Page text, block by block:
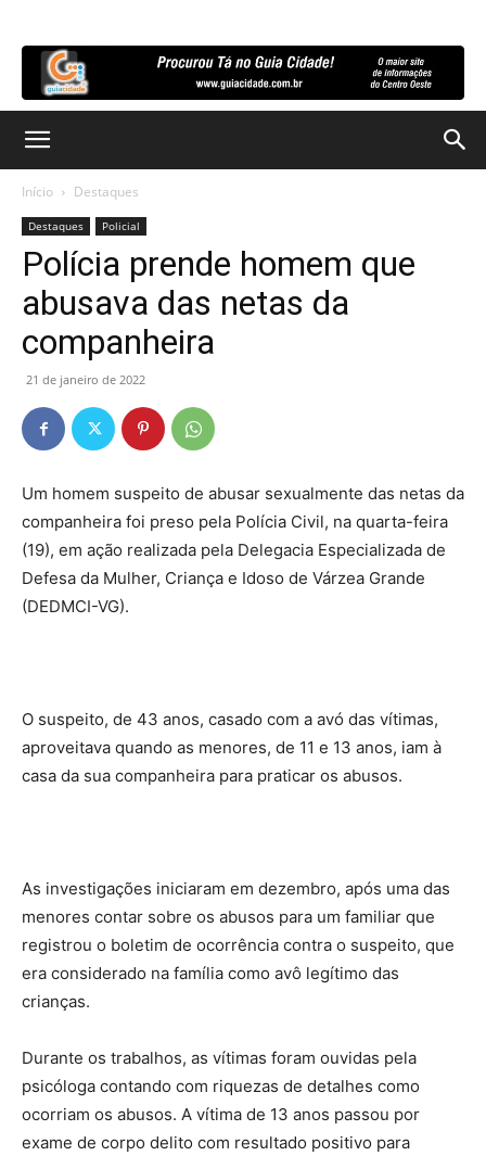
Início Destaques
Destaques Policial
Polícia prende homem que
abusava das netas da
companheira
21 de janeiro de 2022
Um homem suspeito de abusar sexualmente das netas da
companheira foi preso pela Polícia Civil, na quarta-feira
(19), em ação realizada pela Delegacia Especializada de
Defesa da Mulher, Criança e Idoso de Várzea Grande
(DEDMCI-VG).
O suspeito, de 43 anos, casado com a avó das vítimas,
aproveitava quando as menores, de 11 e 13 anos, iam à
casa da sua companheira para praticar os abusos.
As investigações iniciaram em dezembro, após uma das
menores contar sobre os abusos para um familiar que
registrou o boletim de ocorrência contra o suspeito, que
era considerado na família como avô legítimo das
crianças.
Durante os trabalhos, as vítimas foram ouvidas pela
psicóloga contando com riquezas de detalhes como
ocorriam os abusos. A vítima de 13 anos passou por
exame de corpo delito com resultado positivo para